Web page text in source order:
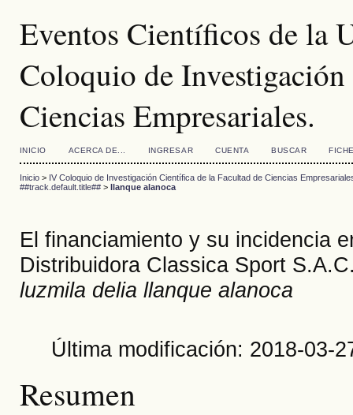
Eventos Científicos de la
Coloquio de
Ciencias Empresariales.
INICIO ACERCA DE... INGRESAR CUENTA BUSCAR
Inicio> IV Coloquio de Investigación Científica de la Facultad de Ciencias
##track.default.title##> llanque alanoca
El financiamiento y su incidencia
Distribuidora Classica Sport
luzmila delia llanque alanoca
Última modificación: 2018-03-
Resumen